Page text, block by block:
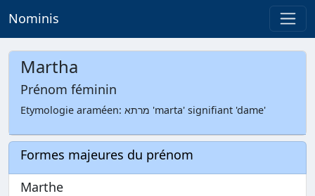
Nominis
Martha
Prénom féminin
Etymologie araméen: מרתא 'marta' signifiant 'dame'
Formes majeures du prénom
Marthe